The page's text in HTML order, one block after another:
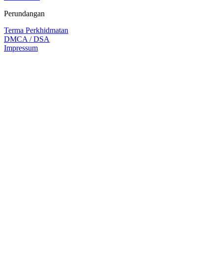
Perundangan
Terma Perkhidmatan
DMCA / DSA
Impressum